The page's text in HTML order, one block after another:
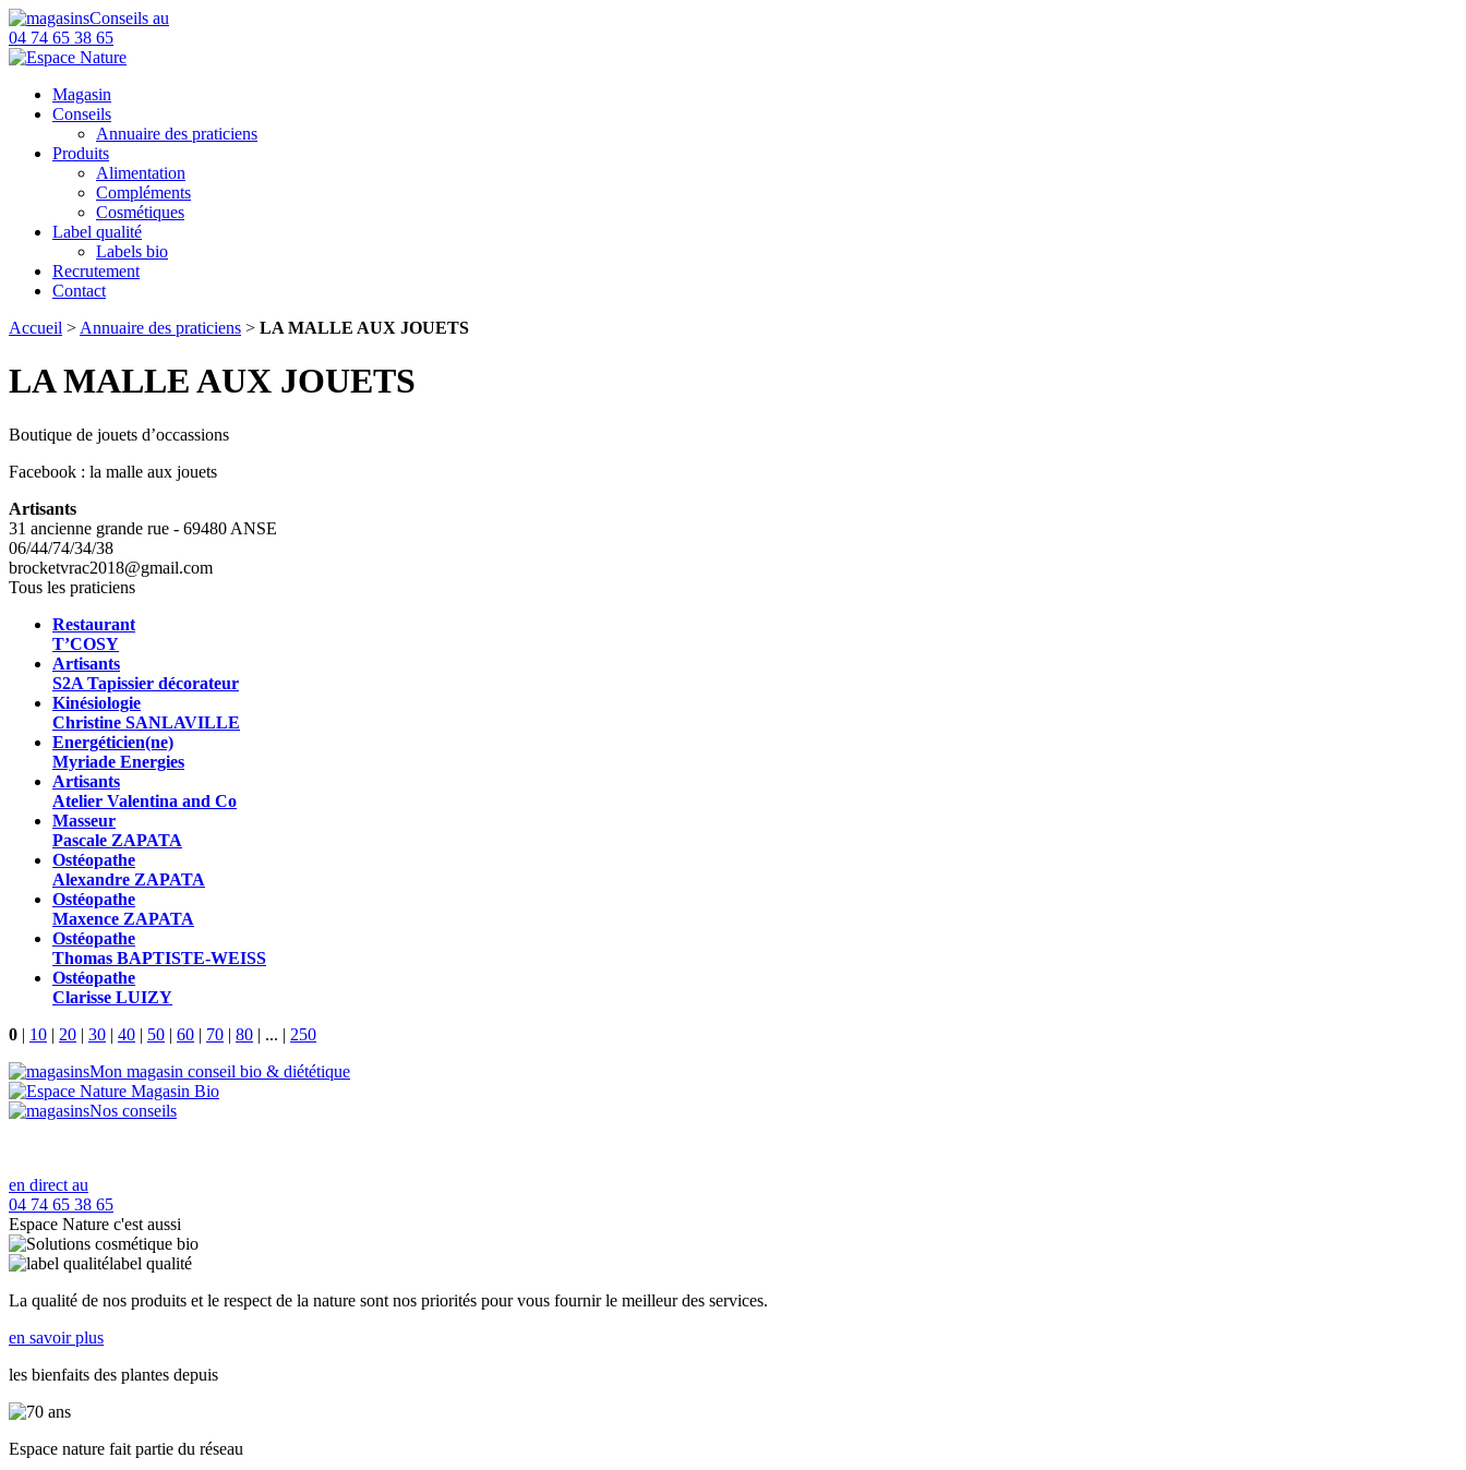
Conseils au
04 74 65 38 65
Magasin
Conseils
Annuaire des praticiens
Produits
Alimentation
Compléments
Cosmétiques
Label qualité
Labels bio
Recrutement
Contact
Accueil > Annuaire des praticiens > LA MALLE AUX JOUETS
LA MALLE AUX JOUETS
Boutique de jouets d’occassions
Facebook : la malle aux jouets
Artisants
31 ancienne grande rue - 69480 ANSE
06/44/74/34/38
brocketvrac2018@gmail.com
Tous les praticiens
Restaurant
T’COSY
Artisants
S2A Tapissier décorateur
Kinésiologie
Christine SANLAVILLE
Energéticien(ne)
Myriade Energies
Artisants
Atelier Valentina and Co
Masseur
Pascale ZAPATA
Ostéopathe
Alexandre ZAPATA
Ostéopathe
Maxence ZAPATA
Ostéopathe
Thomas BAPTISTE-WEISS
Ostéopathe
Clarisse LUIZY
0 | 10 | 20 | 30 | 40 | 50 | 60 | 70 | 80 | ... | 250
Mon magasin conseil bio & diététique
Nos conseils
en direct au
04 74 65 38 65
Espace Nature c'est aussi
label qualité
La qualité de nos produits et le respect de la nature sont nos priorités pour vous fournir le meilleur des services.
en savoir plus
les bienfaits des plantes depuis
Espace nature fait partie du réseau